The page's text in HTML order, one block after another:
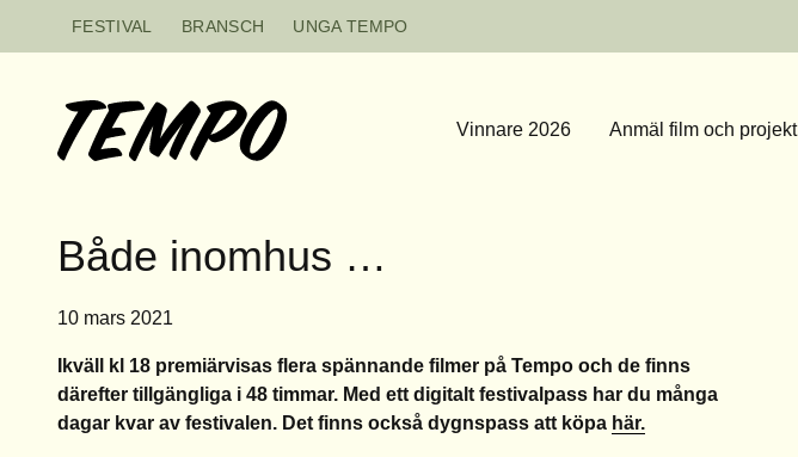
FESTIVAL BRANSCH UNGA TEMPO
Vinnare 2026 Anmäl film och projekt
Både inomhus …
10 mars 2021
Ikväll kl 18 premiärvisas flera spännande filmer på Tempo och de finns
därefter tillgängliga i 48 timmar. Med ett digitalt festivalpass har du många
dagar kvar av festivalen. Det finns också dygnspass att köpa här.